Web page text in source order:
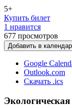
5+
Купить билет
1 нравится
677 просмотров
Добавить в
Google
Outlook.com
Скачать .ics